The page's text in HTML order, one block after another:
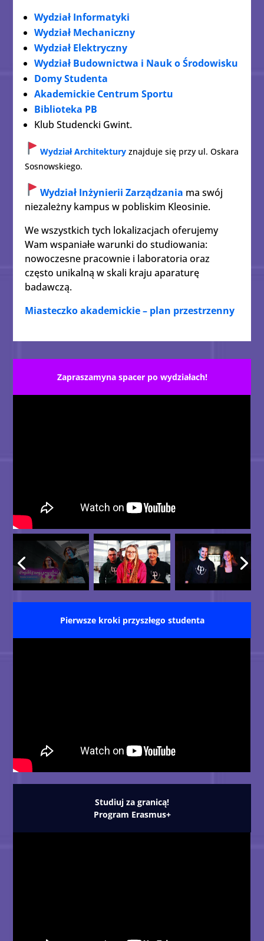
Wydział Informatyki
Wydział Mechaniczny
Wydział Elektryczny
Wydział Budownictwa i Nauk o Środowisku
Domy Studenta
Akademickie Centrum Sportu
Biblioteka PB
Klub Studencki Gwint.
Wydział Architektury znajduje się przy ul. Oskara
Sosnowskiego.
Wydział Inżynierii Zarządzania ma swój
niezależny kampus w pobliskim Kleosinie.
We wszystkich tych lokalizacjach oferujemy
Wam wspaniałe warunki do studiowania:
nowoczesne pracownie i laboratoria oraz
często unikalną w skali kraju aparaturę
badawczą.
Miasteczko akademickie – plan przestrzenny
Zapraszamyna spacer po wydziałach!
Pierwsze kroki przyszłego studenta
Studiuj za granicą!
Program Erasmus+